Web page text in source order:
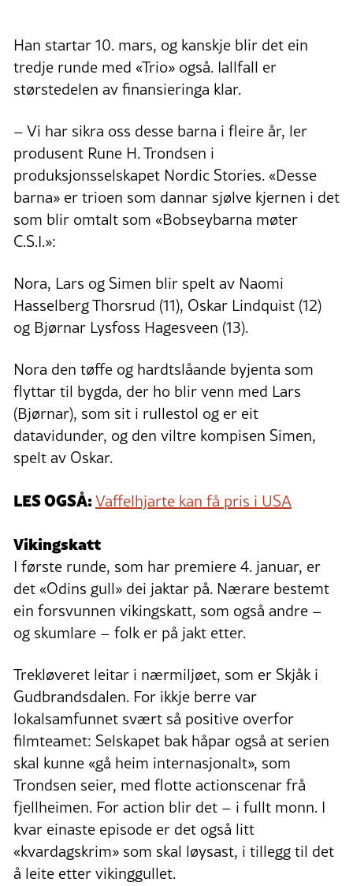
Han startar 10. mars, og kanskje blir det ein
tredje runde med «Trio» også. Iallfall er
størstedelen av finansieringa klar.
– Vi har sikra oss desse barna i fleire år, ler
produsent Rune H. Trondsen i
produksjonsselskapet Nordic Stories. «Desse
barna» er trioen som dannar sjølve kjernen i det
som blir omtalt som «Bobseybarna møter
C.S.I.»:
Nora, Lars og Simen blir spelt av Naomi
Hasselberg Thorsrud (11), Oskar Lindquist (12)
og Bjørnar Lysfoss Hagesveen (13).
Nora den tøffe og hardtslåande byjenta som
flyttar til bygda, der ho blir venn med Lars
(Bjørnar), som sit i rullestol og er eit
datavidunder, og den viltre kompisen Simen,
spelt av Oskar.
LES OGSÅ:Vaffelhjarte kan få pris i USA
Vikingskatt
I første runde, som har premiere 4. januar, er
det «Odins gull» dei jaktar på. Nærare bestemt
ein forsvunnen vikingskatt, som også andre –
og skumlare – folk er på jakt etter.
Trekløveret leitar i nærmiljøet, som er Skjåk i
Gudbrandsdalen. For ikkje berre var
lokalsamfunnet svært så positive overfor
filmteamet: Selskapet bak håpar også at serien
skal kunne «gå heim internasjonalt», som
Trondsen seier, med flotte actionscenar frå
fjellheimen. For action blir det – i fullt monn. I
kvar einaste episode er det også litt
«kvardagskrim» som skal løysast, i tillegg til det
å leite etter vikinggullet.